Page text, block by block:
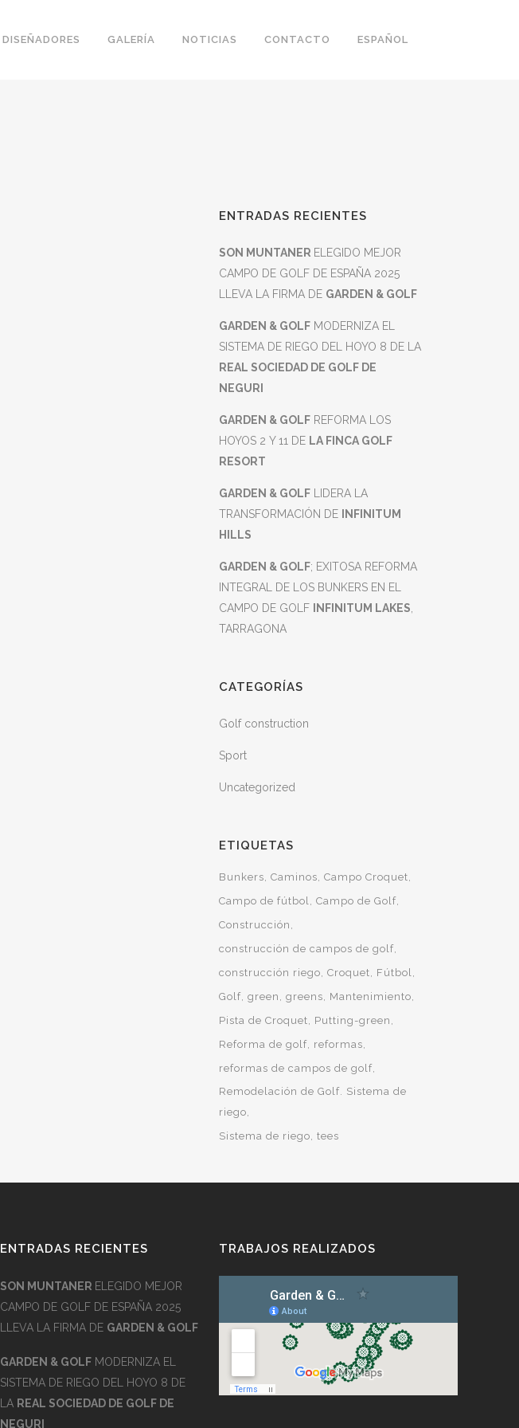
DISEÑADORES GALERÍA NOTICIAS CONTACTO ESPAÑOL
ENTRADAS RECIENTES
SON MUNTANER ELEGIDO MEJOR
CAMPO DE GOLF DE ESPAÑA 2025
LLEVA LA FIRMA DE GARDEN & GOLF
GARDEN & GOLF MODERNIZA EL
SISTEMA DE RIEGO DEL HOYO 8 DE LA
REAL SOCIEDAD DE GOLF DE
NEGURI
GARDEN & GOLF REFORMA LOS
HOYOS 2 Y 11 DE LA FINCA GOLF
RESORT
GARDEN & GOLF LIDERA LA
TRANSFORMACIÓN DE
INFINITUM
HILLS
GARDEN & GOLF; EXITOSA REFORMA
INTEGRAL DE LOS BUNKERS EN EL
CAMPO DE GOLF
INFINITUM LAKES
TARRAGONA
CATEGORÍAS
Golf construction
Sport
Uncategorized
ETIQUETAS
Bunkers Caminos Campo Croquet
Campo de fútbol Campo de Golf
Construcción
construcción de campos de golf
construcción riego Croquet
Fútbol
Golf green greens
Mantenimiento
Pista de Croquet
Putting-green
Reforma de golf reformas
reformas de campos de golf
Remodelación de Golf. Sistema de
riego
Sistema de riego tees
ENTRADAS RECIENTES
SON MUNTANER ELEGIDO MEJOR
CAMPO DE GOLF DE ESPAÑA 2025
LLEVA LA FIRMA DE GARDEN & GOLF
GARDEN & GOLF MODERNIZA EL
SISTEMA DE RIEGO DEL HOYO 8 DE
LA REAL SOCIEDAD DE GOLF DE
NEGURI
TRABAJOS REALIZADOS